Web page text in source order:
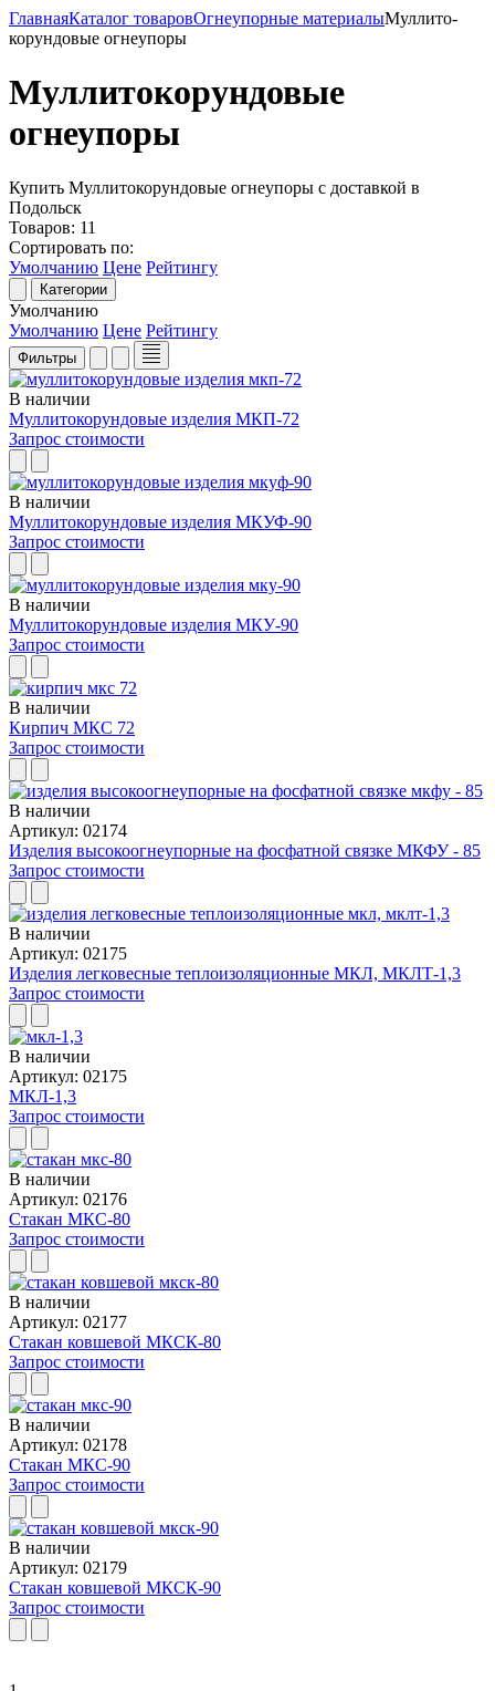
ГлавнаяКаталог товаровОгнеупорные материалыМуллито­
корундовые огнеупоры
Муллито­корундовые
огнеупоры
Купить Муллито­корундовые огнеупоры с доставкой в
Подольск
Товаров: 11
Сортировать по:
Умолчанию Цене Рейтингу
Категории
Умолчанию
Умолчанию Цене Рейтингу
Фильтры
В наличии
Муллитокорундовые изделия МКП-72
Запрос стоимости
В наличии
Муллитокорундовые изделия МКУФ-90
Запрос стоимости
В наличии
Муллитокорундовые изделия МКУ-90
Запрос стоимости
В наличии
Кирпич МКС 72
Запрос стоимости
В наличии
Артикул: 02174
Изделия высокоогнеупорные на фосфатной связке МКФУ - 85
Запрос стоимости
В наличии
Артикул: 02175
Изделия легковесные теплоизоляционные МКЛ, МКЛТ-1,3
Запрос стоимости
В наличии
Артикул: 02175
МКЛ-1,3
Запрос стоимости
В наличии
Артикул: 02176
Стакан МКС-80
Запрос стоимости
В наличии
Артикул: 02177
Стакан ковшевой МКСК-80
Запрос стоимости
В наличии
Артикул: 02178
Стакан МКС-90
Запрос стоимости
В наличии
Артикул: 02179
Стакан ковшевой МКСК-90
Запрос стоимости